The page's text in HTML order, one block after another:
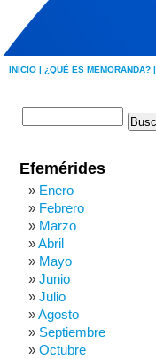
INICIO | ¿QUÉ ES MEMORANDA? |
Efemérides
Enero
Febrero
Marzo
Abril
Mayo
Junio
Julio
Agosto
Septiembre
Octubre